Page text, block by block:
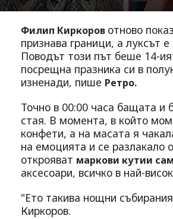
Филип Киркоров отново
признава граници, а луксът
Поводът този път беше 14-
посрещна празника си в
изненади, пише Ретро.
Точно в 00:00 часа бащата и
стая. В момента, в който
конфети, а на масата я
на емоцията и се разлакало
открояват маркови кутии
аксесоари, всичко в най-
"Ето такива нощни
Киркоров.